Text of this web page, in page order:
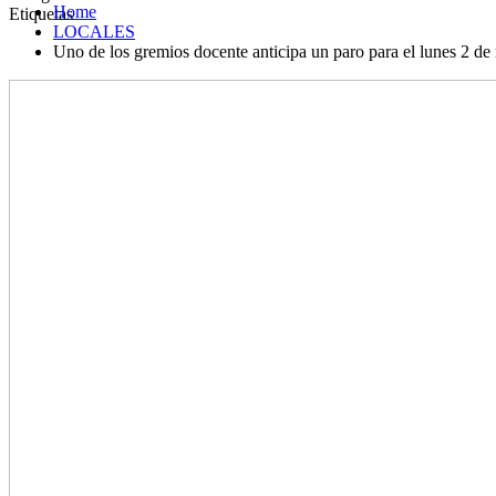
EtiquetasHome
LOCALES
Uno de los gremios docente anticipa un paro para el lunes 2